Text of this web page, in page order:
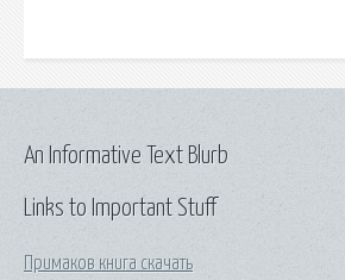
Links to Important Stuff
Примаков книга скачать
An Informative Text Blurb